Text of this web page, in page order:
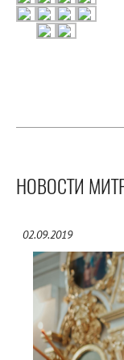
НОВОСТИ
02.09.2019